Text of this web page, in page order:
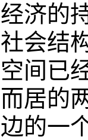
济的
会结
间已
居的
的一